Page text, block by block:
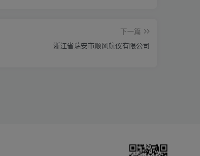
下一篇
浙江省瑞安市顺风航仪有限公司